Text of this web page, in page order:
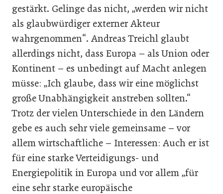
gestärkt. Gelinge das nicht, „werden wir nicht
als glaubwürdiger externer Akteur
wahrgenommen“. Andreas Treichl glaubt
allerdings nicht, dass Europa – als Union oder
Kontinent – es unbedingt auf Macht anlegen
müsse: „Ich glaube, dass wir eine möglichst
große Unabhängigkeit anstreben sollten.“
Trotz der vielen Unterschiede in den Ländern
gebe es auch sehr viele gemeinsame – vor
allem wirtschaftliche – Interessen: Auch er ist
für eine starke Verteidigungs- und
Energiepolitik in Europa und vor allem „für
eine sehr starke europäische